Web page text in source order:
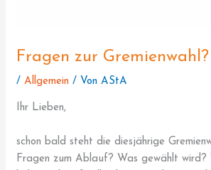
Fragen zur Gremienwahl?
/Allgemein / VonAStA
Ihr Lieben,
schon bald steht die diesjährige
Fragen zum Ablauf? Was gewählt wird?